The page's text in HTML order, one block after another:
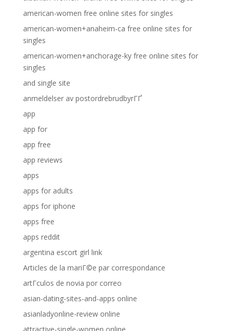
american-women free online sites for singles
american-women+anaheim-ca free online sites for
singles
american-women+anchorage-ky free online sites for
singles
and single site
anmeldelser av postordrebrudbyrГҐ
app
app for
app free
app reviews
apps
apps for adults
apps for iphone
apps free
apps reddit
argentina escort girl link
Articles de la mariГ©e par correspondance
artГ­culos de novia por correo
asian-dating-sites-and-apps online
asianladyonline-review online